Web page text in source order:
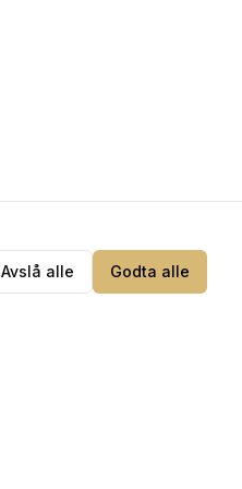
Avslå alle Godta alle